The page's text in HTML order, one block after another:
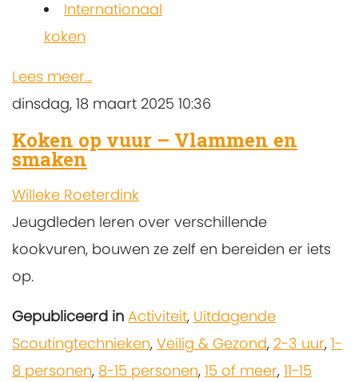
Internationaal
koken
Lees meer...
dinsdag, 18 maart 2025 10:36
Koken op vuur – Vlammen en
smaken
Willeke Roeterdink
Jeugdleden leren over verschillende
kookvuren, bouwen ze zelf en bereiden er iets
op.
Gepubliceerd in Activiteit, Uitdagende
Scoutingtechnieken, Veilig & Gezond, 2-3 uur, 1-
8 personen, 8-15 personen, 15 of meer, 11-15